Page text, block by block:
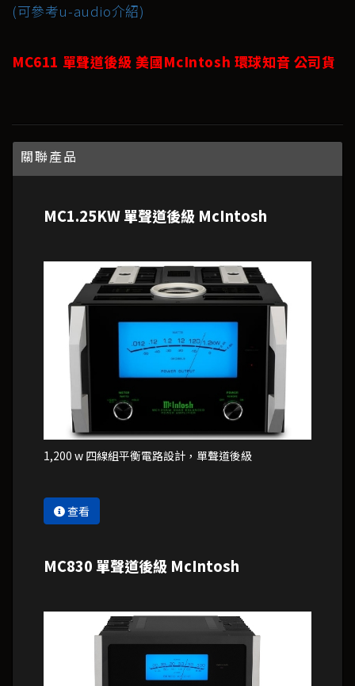
(可參考u-audio介紹)
MC611 單聲道後級 美國McIntosh 環球知音 公司貨
關聯產品
1,200 w 四線組平衡電路設計，單聲道後級
查看
MC1.25KW 單聲道後級 McIntosh
MC830 單聲道後級 McIntosh